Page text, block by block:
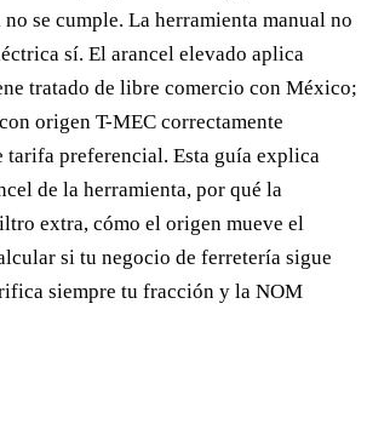
se cumple. La herramienta manual no
sí. El arancel elevado aplica
tratado de libre comercio con México;
origen T-MEC correctamente
tarifa preferencial. Esta guía explica
de la herramienta, por qué la
extra, cómo el origen mueve el
si tu negocio de ferretería sigue
siempre tu fracción y la NOM